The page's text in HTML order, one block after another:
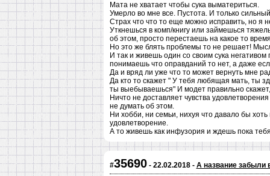
Мата не хватает чтобы сука выматериться.
Умерло во мне все. Пустота. И только
Страх что что то еще можно исправить, но я
Уткнешься в комп/книгу или займешься
об этом, просто перестаешь на какое то
Но это же блять проблемы то не решает!
И так и живешь один со своим сука
понимаешь что оправданий то нет, а даже
Да и вряд ли уже что то может вернуть мне
Да кто то скажет " У тебя любящая мать, ты
ты выебываешься" И модет правильно
Ничто не доставляет чувства
не думать об этом.
Ни хобби, ни семьи, нихуя что давало бы хоть
удовлетворение.
А то живешь как инфузория и ждешь пока
#35690- 22.02.2018 - А название забыли